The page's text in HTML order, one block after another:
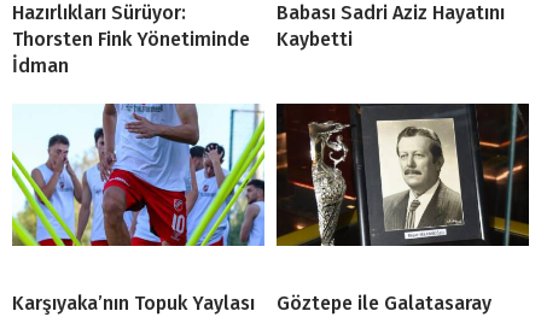
Hazırlıkları Sürüyor:
Thorsten Fink Yönetiminde
İdman
Babası Sadri Aziz Hayatını
Kaybetti
Karşıyaka’nın Topuk Yaylası
Göztepe ile Galatasaray